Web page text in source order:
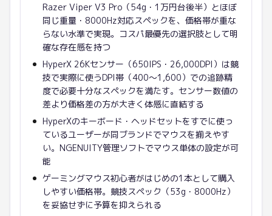
Razer Viper V3 Pro（54g・1万円台後半）とほぼ
同じ重量・8000Hz対応スペックを、価格帯が重な
らない水準で実現。コスパ最優先の選択肢として明
確な存在感を持つ
HyperX 26Kセンサー（650IPS・26,000DPI）は競
技で実際に使うDPI帯（400〜1,600）での追跡精
度で必要十分なスペックを満たす。センサー数値の
差より価格差の方が大きく体感に直結する
HyperXのキーボード・ヘッドセットをすでに使っ
ているユーザーが同ブランドでマウスを揃えやす
い。NGENUITY管理ソフトでマウス単体の設定が可
能
ゲーミングマウス初心者がはじめの1本として購入
しやすい価格帯。競技スペック（53g・8000Hz）
を妥協せずに予算を抑えられる